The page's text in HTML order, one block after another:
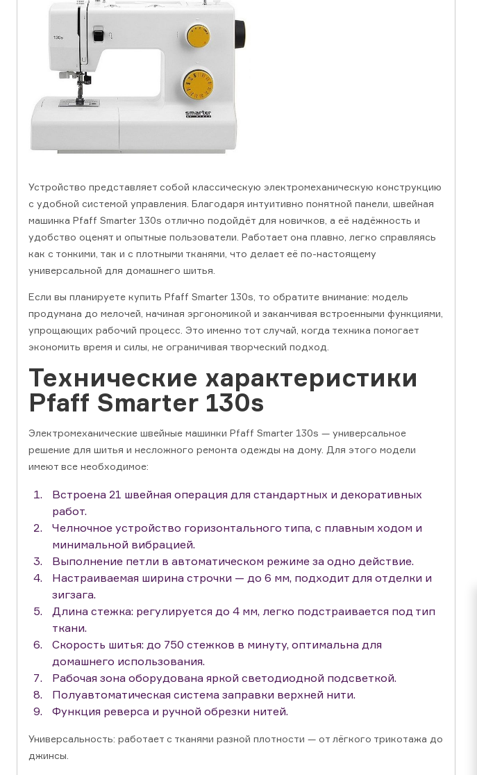
Устройство представляет собой классическую электромеханическую конструкцию
с удобной системой управления. Благодаря интуитивно понятной панели, швейная
машинка Pfaff Smarter 130s отлично подойдёт для новичков, а её надёжность и
удобство оценят и опытные пользователи. Работает она плавно, легко справляясь
как с тонкими, так и с плотными тканями, что делает её по-настоящему
универсальной для домашнего шитья.
Если вы планируете купить Pfaff Smarter 130s, то обратите внимание: модель
продумана до мелочей, начиная эргономикой и заканчивая встроенными функциями,
упрощающих рабочий процесс. Это именно тот случай, когда техника помогает
экономить время и силы, не ограничивая творческий подход.
Технические характеристики
Pfaff Smarter 130s
Электромеханические швейные машинки Pfaff Smarter 130s — универсальное
решение для шитья и несложного ремонта одежды на дому. Для этого модели
имеют все необходимое:
Встроена 21 швейная операция для стандартных и декоративных
работ.
Челночное устройство горизонтального типа, с плавным ходом и
минимальной вибрацией.
Выполнение петли в автоматическом режиме за одно действие.
Настраиваемая ширина строчки — до 6 мм, подходит для отделки и
зигзага.
Длина стежка: регулируется до 4 мм, легко подстраивается под тип
ткани.
Скорость шитья: до 750 стежков в минуту, оптимальна для
домашнего использования.
Рабочая зона оборудована яркой светодиодной подсветкой.
Полуавтоматическая система заправки верхней нити.
Функция реверса и ручной обрезки нитей.
Универсальность: работает с тканями разной плотности — от лёгкого трикотажа до
джинсы.